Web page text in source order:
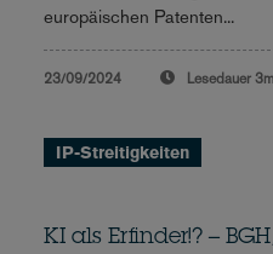
europäischen Patenten...
23/09/2024 Lesedauer 3m
IP-Streitigkeiten
KI als Erfinder!? –